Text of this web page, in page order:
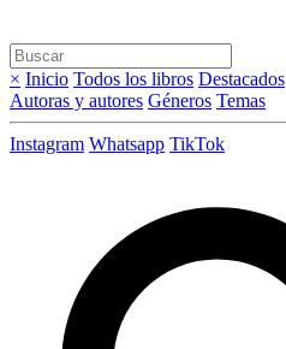
× Inicio Todos los libros Destacados
Autoras y autores Géneros Temas
Instagram Whatsapp TikTok